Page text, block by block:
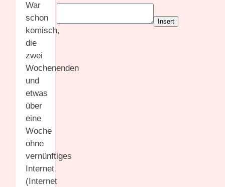
War
schon
komisch,
die
zwei
Wochenenden
und
etwas
über
eine
Woche
ohne
vernünftiges
Internet
(Internet
Insert